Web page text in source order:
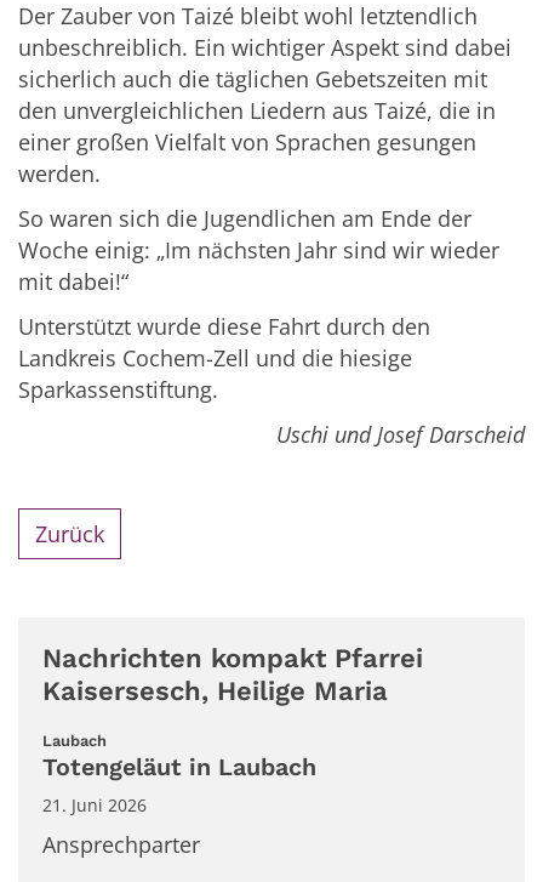
Der Zauber von Taizé bleibt wohl letztendlich
unbeschreiblich. Ein wichtiger Aspekt sind dabei
sicherlich auch die täglichen Gebetszeiten mit
den unvergleichlichen Liedern aus Taizé, die in
einer großen Vielfalt von Sprachen gesungen
werden.
So waren sich die Jugendlichen am Ende der
Woche einig: „Im nächsten Jahr sind wir wieder
mit dabei!“
Unterstützt wurde diese Fahrt durch den
Landkreis Cochem-Zell und die hiesige
Sparkassenstiftung.
Uschi und Josef Darscheid
Zurück
Nachrichten kompakt Pfarrei
Kaisersesch, Heilige Maria
Laubach
Totengeläut in Laubach
21. Juni 2026
Ansprechparter